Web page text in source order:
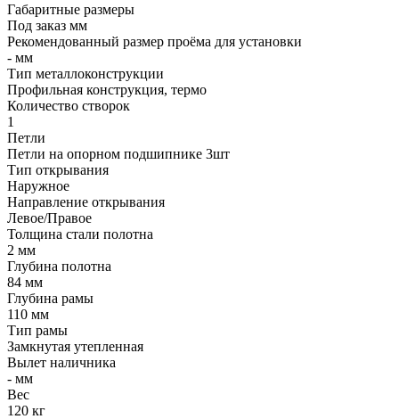
Габаритные размеры
Под заказ мм
Рекомендованный размер проёма для установки
- мм
Тип металлоконструкции
Профильная конструкция, термо
Количество створок
1
Петли
Петли на опорном подшипнике 3шт
Тип открывания
Наружное
Направление открывания
Левое/Правое
Толщина стали полотна
2 мм
Глубина полотна
84 мм
Глубина рамы
110 мм
Тип рамы
Замкнутая утепленная
Вылет наличника
- мм
Вес
120 кг